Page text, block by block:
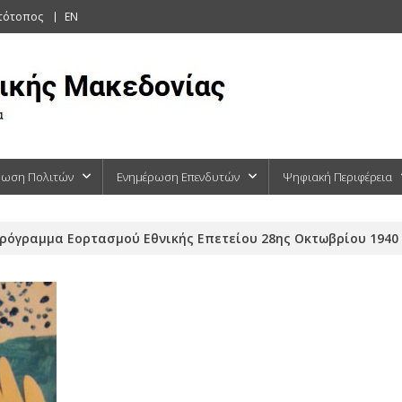
EN
Πολιτών Ενημέρωση Επενδυτών Ψηφιακή Περιφέρεια
Εορτασμού Εθνικής Επετείου 28ης Οκτωβρίου 1940